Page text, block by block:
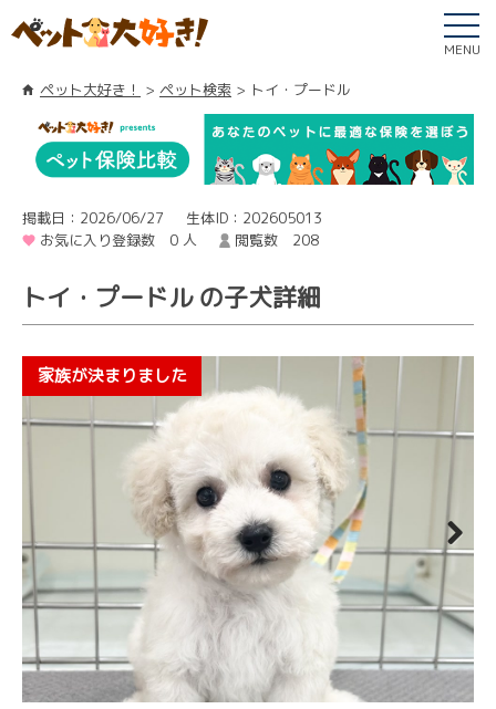
MENU
ペット大好き！ ペット検索 トイ・プードル
掲載日：2026/06/27
生体ID：202605013
お気に入り登録数 0 人
閲覧数 208
トイ・プードル の子犬詳細
Next